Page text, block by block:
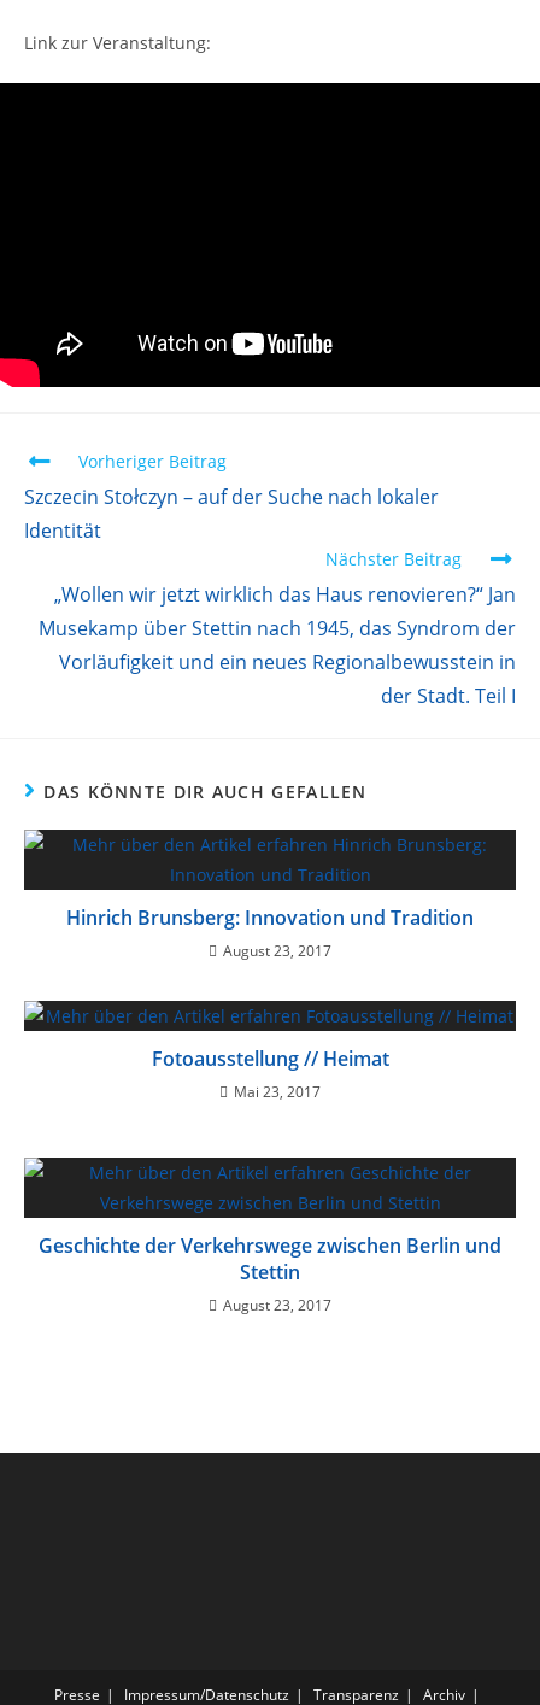
Link zur Veranstaltung:
Vorheriger Beitrag
Szczecin Stołczyn – auf der Suche nach lokaler
Identität
Nächster Beitrag
„Wollen wir jetzt wirklich das Haus renovieren?“ Jan
Musekamp über Stettin nach 1945, das Syndrom der
Vorläufigkeit und ein neues Regionalbewusstein in
der Stadt. Teil I
DAS KÖNNTE DIR AUCH GEFALLEN
Hinrich Brunsberg: Innovation und Tradition
August 23, 2017
Fotoausstellung // Heimat
Mai 23, 2017
Geschichte der Verkehrswege zwischen Berlin und
Stettin
August 23, 2017
Presse Impressum/Datenschutz Transparenz Archiv